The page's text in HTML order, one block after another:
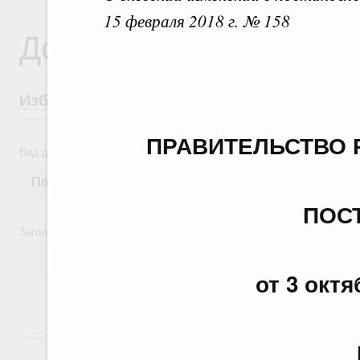
15 февраля 2018 г. № 158
от 3
Документы
Избранные документы со справками к
Вид документа
Заголовок или текст документа